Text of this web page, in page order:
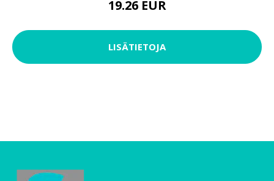
19.26 EUR
LISÄTIETOJA